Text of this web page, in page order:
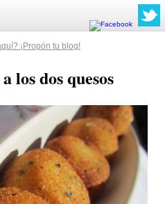
¡Propón tu blog!
los dos quesos